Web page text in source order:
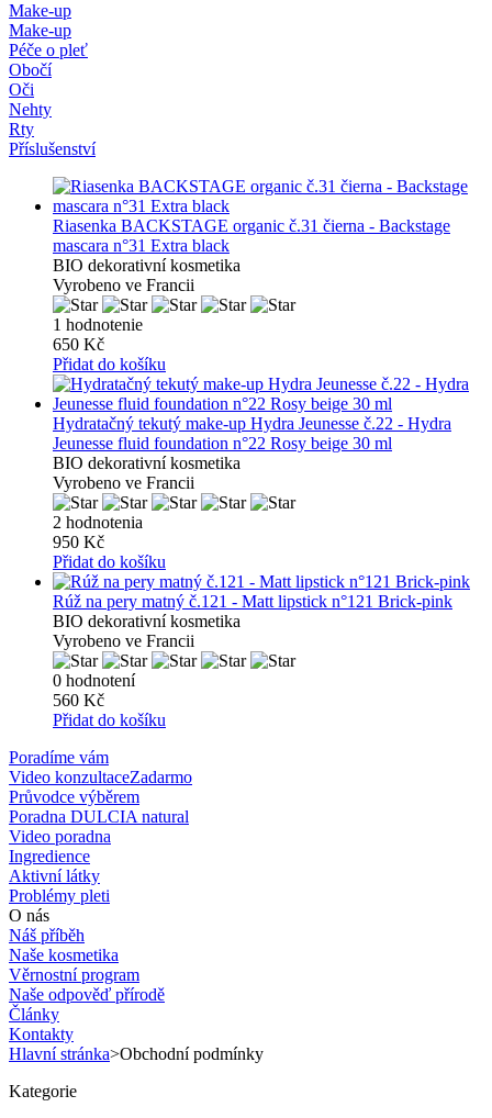
Make-up
Make-up
Péče o pleť
Obočí
Oči
Nehty
Rty
Příslušenství
Riasenka BACKSTAGE organic č.31 čierna - Backstage
mascara n°31 Extra black
BIO dekorativní kosmetika
Vyrobeno ve Francii
1 hodnotenie
650 Kč
Přidat do košíku
Hydratačný tekutý make-up Hydra Jeunesse č.22 - Hydra
Jeunesse fluid foundation n°22 Rosy beige 30 ml
BIO dekorativní kosmetika
Vyrobeno ve Francii
2 hodnotenia
950 Kč
Přidat do košíku
Rúž na pery matný č.121 - Matt lipstick n°121 Brick-pink
BIO dekorativní kosmetika
Vyrobeno ve Francii
0 hodnotení
560 Kč
Přidat do košíku
Poradíme vám
Video konzultaceZadarmo
Průvodce výběrem
Poradna DULCIA natural
Video poradna
Ingredience
Aktivní látky
Problémy pleti
O nás
Náš příběh
Naše kosmetika
Věrnostní program
Naše odpověď přírodě
Články
Kontakty
Hlavní stránka>Obchodní podmínky
Kategorie